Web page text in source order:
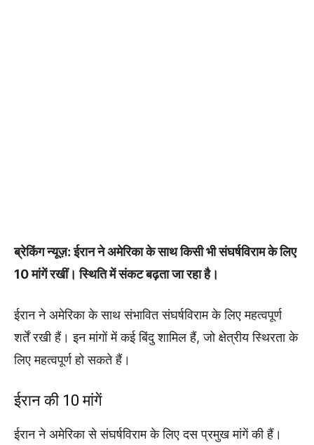
ब्रेकिंग न्यूज़: ईरान ने अमेरिका के साथ किसी भी संघर्षविराम के लिए
10 मांगें रखीं। स्थिति में संकट बढ़ता जा रहा है।
ईरान ने अमेरिका के साथ संभावित संघर्षविराम के लिए महत्वपूर्ण
शर्तें रखी हैं। इन मांगों में कई बिंदु शामिल हैं, जो क्षेत्रीय स्थिरता के
लिए महत्वपूर्ण हो सकते हैं।
ईरान की 10 मांगें
ईरान ने अमेरिका से संघर्षविराम के लिए दस प्रमुख मांगें की हैं।